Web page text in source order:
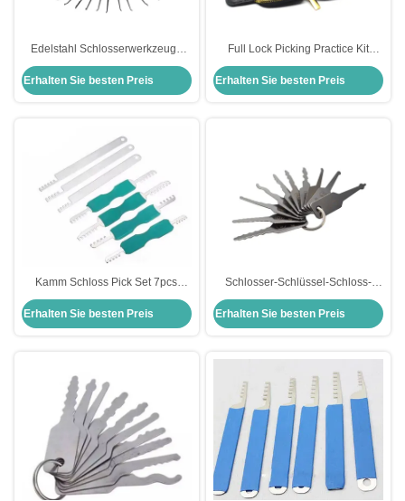
Edelstahl Schlosserwerkzeuge
22pcs Auto Schloss Pick Set mit
transparenten Praxis
Vorhängeschloss
Erhalten Sie besten Preis
Full Lock Picking Practice Kit
Tools + Clear Lock für Echtzeit-
Lernen
Erhalten Sie besten Preis
Kamm Schloss Pick Set 7pcs
Labor Edelstahl Schließwerkzeug
für Haus Schloss Picks
Erhalten Sie besten Preis
Schlosser-Schlüssel-Schloss-
Picking-Kit Schlosser-Schloss-
Pick-Set Schloss-Picking KLOM
mit Nummer
Erhalten Sie besten Preis